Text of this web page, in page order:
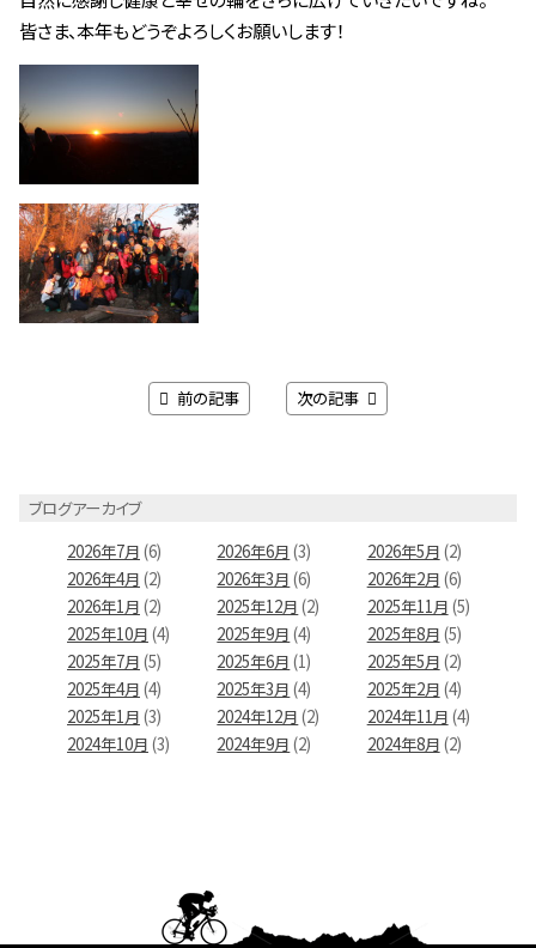
皆さま、本年もどうぞよろしくお願いします！
前の記事 次の記事
ブログアーカイブ
2026年7月 (6) 2026年6月 (3) 2026年5月 (2)
2026年4月 (2) 2026年3月 (6) 2026年2月 (6)
2026年1月 (2) 2025年12月 (2) 2025年11月 (5)
2025年10月 (4) 2025年9月 (4) 2025年8月 (5)
2025年7月 (5) 2025年6月 (1) 2025年5月 (2)
2025年4月 (4) 2025年3月 (4) 2025年2月 (4)
2025年1月 (3) 2024年12月 (2) 2024年11月 (4)
2024年10月 (3) 2024年9月 (2) 2024年8月 (2)